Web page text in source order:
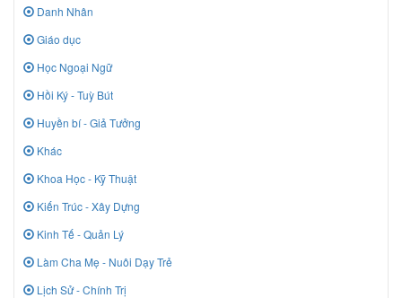
Danh Nhân
Giáo dục
Học Ngoại Ngữ
Hồi Ký - Tuỳ Bút
Huyền bí - Giả Tưởng
Khác
Khoa Học - Kỹ Thuật
Kiến Trúc - Xây Dựng
Kinh Tế - Quản Lý
Làm Cha Mẹ - Nuôi Dạy Trẻ
Lịch Sử - Chính Trị